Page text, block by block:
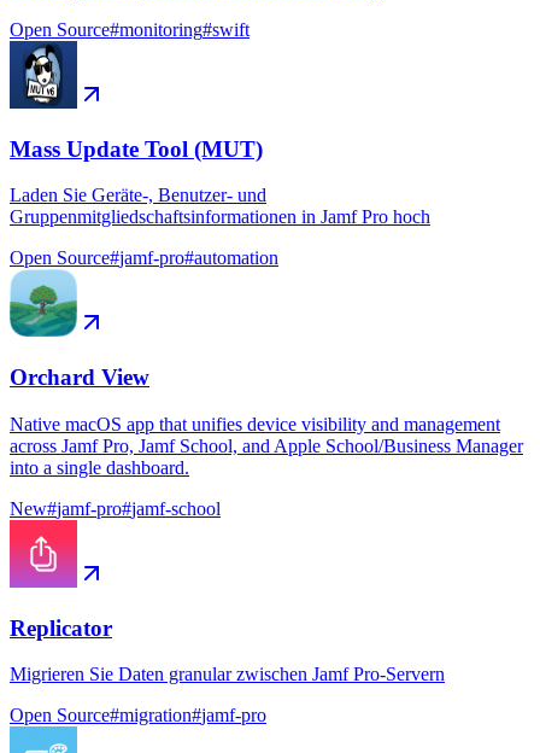
Open Source#monitoring#swift
Mass Update Tool (MUT)
Laden Sie Geräte-, Benutzer- und
Gruppenmitgliedschaftsinformationen in Jamf Pro hoch
Open Source#jamf-pro#automation
Orchard View
Native macOS app that unifies device visibility and management
across Jamf Pro, Jamf School, and Apple School/Business Manager
into a single dashboard.
New#jamf-pro#jamf-school
Replicator
Migrieren Sie Daten granular zwischen Jamf Pro-Servern
Open Source#migration#jamf-pro